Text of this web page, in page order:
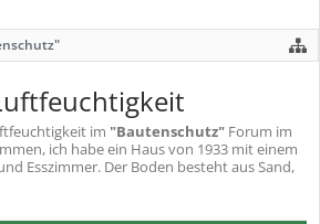
im "Bautenschutz" Forum im
ich habe ein Haus von 1933 mit einem
Esszimmer. Der Boden besteht aus Sand,